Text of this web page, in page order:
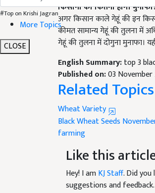
#Top on Krishi Jagran
More Topics
CLOSE
किसानों को कितना होगा
अगर किसान काले गेहूं की इन
कीमत सामान्य गेहूं की तुलना में
गेहूं की तुलना में दोगुना मुनाफा।
English Summary:top 3
Published on:03 November
Related Topics
Wheat Variety
Black Wheat Seeds
farming
Like this
Hey! I amKJ Staff. Did
suggestions and feedback.